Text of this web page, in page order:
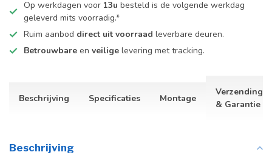
Op werkdagen voor 13u besteld is de volgende werkdag
geleverd mits voorradig.*
Ruim aanbod direct uit voorraad leverbare deuren.
Betrouwbare en veilige levering met tracking.
Beschrijving Specificaties Montage
Verzending
& Garantie
Beschrijving